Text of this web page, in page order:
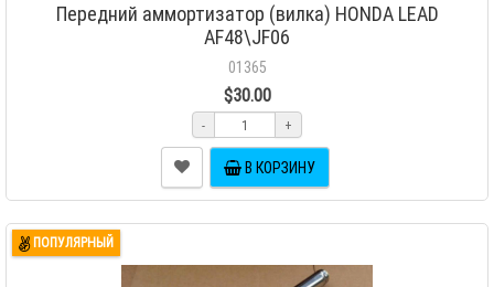
Передний аммортизатор (вилка) HONDA LEAD
AF48\JF06
01365
$30.00
- +
В КОРЗИНУ
ПОПУЛЯРНЫЙ